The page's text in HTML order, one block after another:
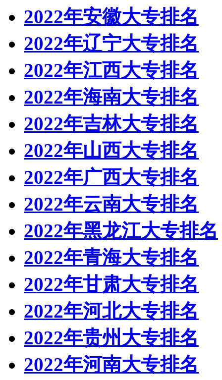
2022年安徽大专排名
2022年辽宁大专排名
2022年江西大专排名
2022年海南大专排名
2022年吉林大专排名
2022年山西大专排名
2022年广西大专排名
2022年云南大专排名
2022年黑龙江大专排名
2022年青海大专排名
2022年甘肃大专排名
2022年河北大专排名
2022年贵州大专排名
2022年河南大专排名